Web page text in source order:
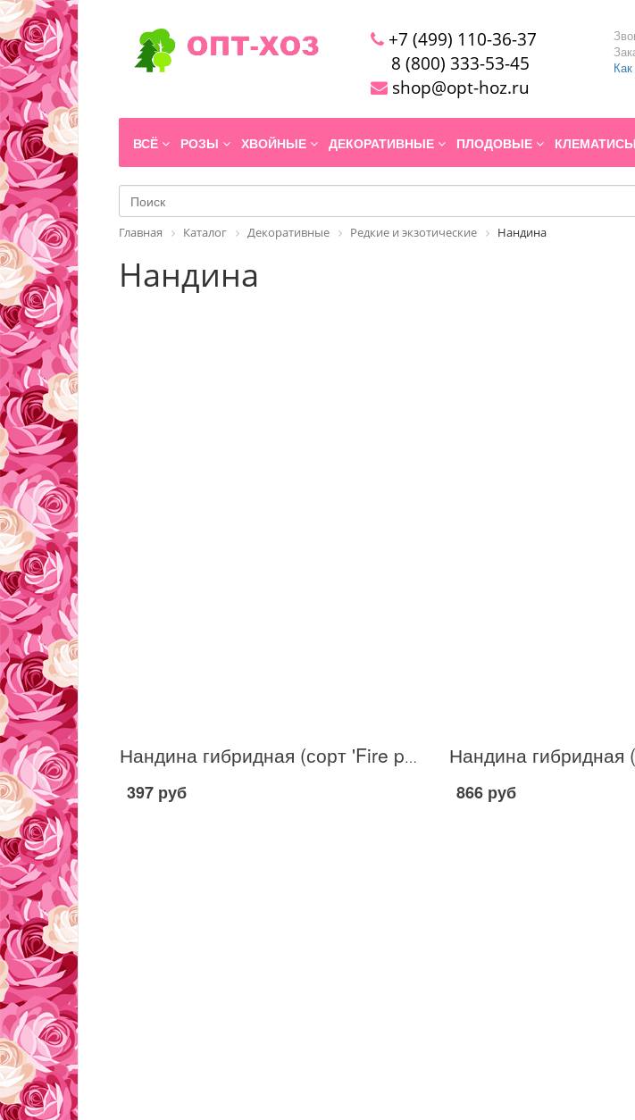
+7 (499) 110-36-37
8 (800) 333-53-45
shop@opt-hoz.ru
ВСЁ РОЗЫ ХВОЙНЫЕ ДЕКОРАТИВНЫЕ ПЛОДОВЫЕ КЛЕМАТИСЫ
Главная Каталог Декоративные Редкие и экзотические Нандина
Нандина
Нандина гибридная (сорт 'Fire power')
397 руб
Нандина гибридная
866 руб